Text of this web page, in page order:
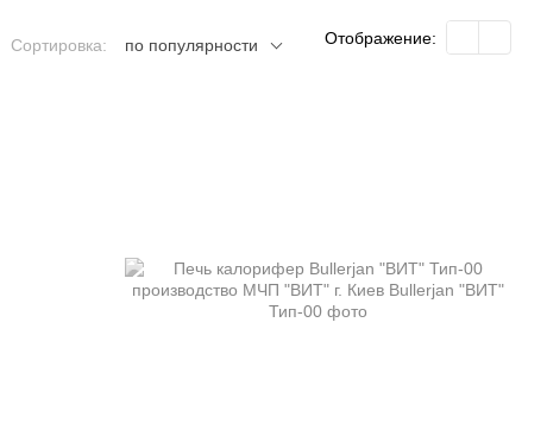
Сортировка: по популярности Отображение: